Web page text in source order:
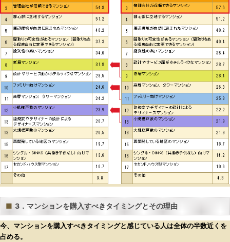
■ 3．マンションを購入すべきタイミングとその理由
今、マンションを購入すべきタイミングと感じている人は全体の半数近くを
占める。